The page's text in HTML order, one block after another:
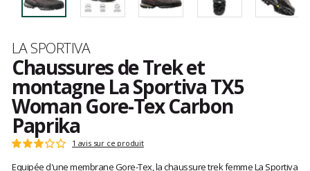
Marque
LA SPORTIVA
Chaussures de Trek et
montagne La Sportiva TX5
Woman Gore-Tex Carbon
Paprika
Les
Note
:
1 avis sur ce produit
Equipée d'une membrane Gore-Tex, la chaussure trek femme La Sportiva